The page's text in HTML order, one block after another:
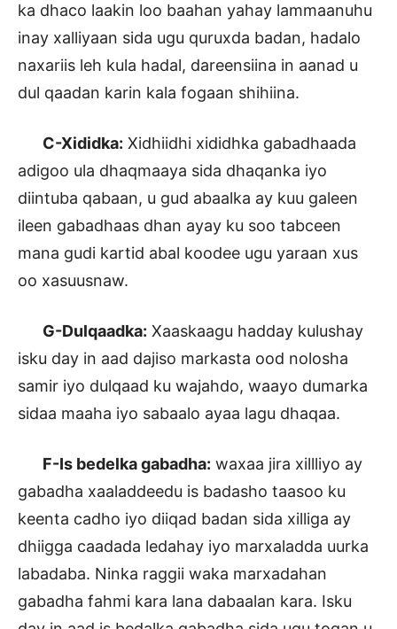
ka dhaco laakin loo baahan yahay lammaanuhu
inay xalliyaan sida ugu quruxda badan, hadalo
naxariis leh kula hadal, dareensiina in aanad u
dul qaadan karin kala fogaan shihiina.
C-Xididka: Xidhiidhi xididhka gabadhaada
adigoo ula dhaqmaaya sida dhaqanka iyo
diintuba qabaan, u gud abaalka ay kuu galeen
ileen gabadhaas dhan ayay ku soo tabceen
mana gudi kartid abal koodee ugu yaraan xus
oo xasuusnaw.
G-Dulqaadka: Xaaskaagu hadday kulushay
isku day in aad dajiso markasta ood nolosha
samir iyo dulqaad ku wajahdo, waayo dumarka
sidaa maaha iyo sabaalo ayaa lagu dhaqaa.
F-Is bedelka gabadha: waxaa jira xillliyo ay
gabadha xaaladdeedu is badasho taasoo ku
keenta cadho iyo diiqad badan sida xilliga ay
dhiigga caadada ledahay iyo marxaladda uurka
labadaba. Ninka raggii waka marxadahan
gabadha fahmi kara lana dabaalan kara. Isku